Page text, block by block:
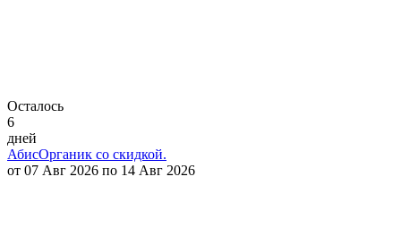
Осталось
6
дней
АбисОрганик со скидкой.
от 07 Авг 2026 по 14 Авг 2026